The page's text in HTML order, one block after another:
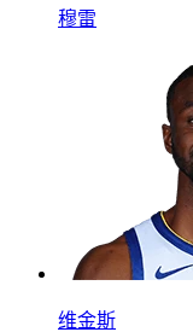
穆雷
维金斯